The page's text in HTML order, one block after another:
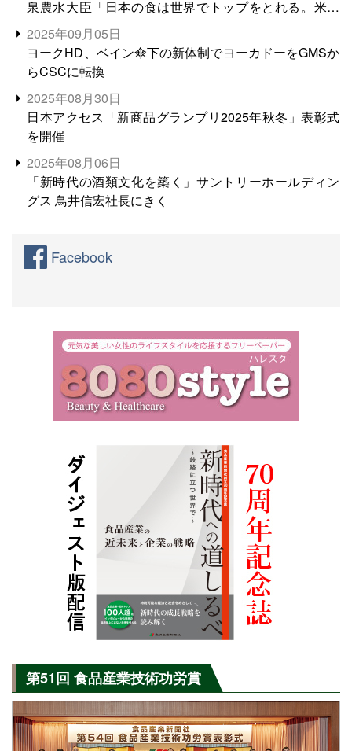
泉農水大臣「日本の食は世界でトップをとれる。米増
産に向けて、米輸出需要の拡大を」
2025年09月05日
ヨークHD、ベイン傘下の新体制でヨーカドーをGMSか
らCSCに転換
2025年08月30日
日本アクセス「新商品グランプリ2025年秋冬」表彰式
を開催
2025年08月06日
「新時代の酒類文化を築く」サントリーホールディン
グス 鳥井信宏社長にきく
Facebook
第51回 食品産業技術功労賞